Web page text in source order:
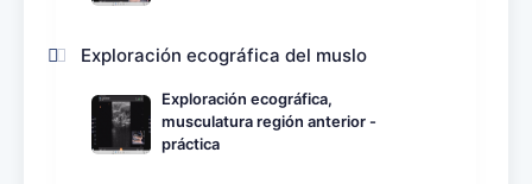
Exploración ecográfica del muslo
Exploración ecográfica,
musculatura región anterior -
práctica